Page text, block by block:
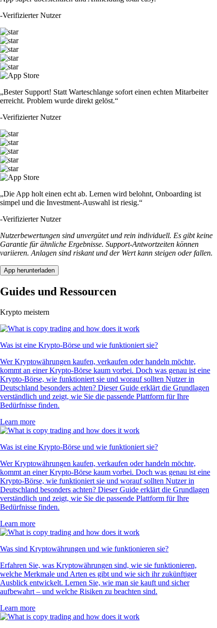
-Verifizierter Nutzer
„Bester Support! Statt Warteschlange sofort einen echten Mitarbeiter
erreicht. Problem wurde direkt gelöst.“
-Verifizierter Nutzer
„Die App holt einen echt ab. Lernen wird belohnt, Onboarding ist
simpel und die Investment-Auswahl ist riesig.“
-Verifizierter Nutzer
Nutzerbewertungen sind unvergütet und rein individuell. Es gibt keine
Garantie für ähnliche Ergebnisse. Support-Antwortzeiten können
variieren. Anlagen sind riskant und der Wert kann steigen oder fallen.
App herunterladen
Guides und Ressourcen
Krypto meistern
Was ist eine Krypto-Börse und wie funktioniert sie?
Wer Kryptowährungen kaufen, verkaufen oder handeln möchte,
kommt an einer Krypto-Börse kaum vorbei. Doch was genau ist eine
Krypto-Börse, wie funktioniert sie und worauf sollten Nutzer in
Deutschland besonders achten? Dieser Guide erklärt die Grundlagen
verständlich und zeigt, wie Sie die passende Plattform für Ihre
Bedürfnisse finden.
Learn more
Was ist eine Krypto-Börse und wie funktioniert sie?
Wer Kryptowährungen kaufen, verkaufen oder handeln möchte,
kommt an einer Krypto-Börse kaum vorbei. Doch was genau ist eine
Krypto-Börse, wie funktioniert sie und worauf sollten Nutzer in
Deutschland besonders achten? Dieser Guide erklärt die Grundlagen
verständlich und zeigt, wie Sie die passende Plattform für Ihre
Bedürfnisse finden.
Learn more
Was sind Kryptowährungen und wie funktionieren sie?
Erfahren Sie, was Kryptowährungen sind, wie sie funktionieren,
welche Merkmale und Arten es gibt und wie sich ihr zukünftiger
Ausblick entwickelt. Lernen Sie, wie man sie kauft und sicher
aufbewahrt – und welche Risiken zu beachten sind.
Learn more